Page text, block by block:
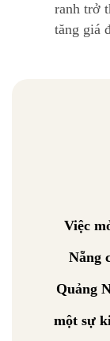
ranh trở
tăng giá
Việc
Nẵng
Quảng
một sự